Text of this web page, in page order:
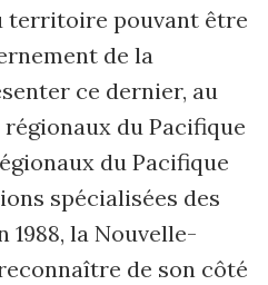
territoire pouvant être
de la
ce dernier, au
du Pacifique
du Pacifique
spécialisées des
1988, la Nouvelle-
de son côté